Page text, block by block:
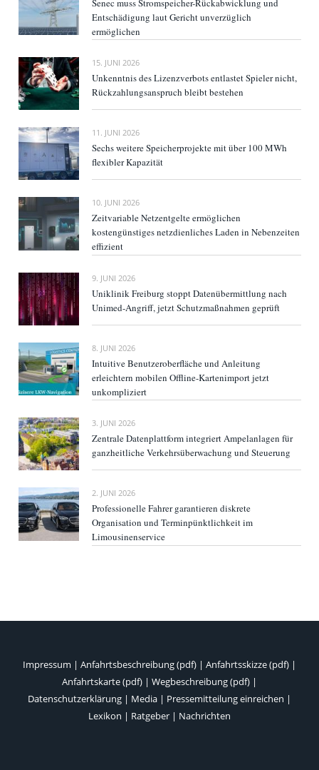
Senec muss Stromspeicher-Rückabwicklung und
Entschädigung laut Gericht unverzüglich
ermöglichen
15. JUNI 2026
Unkenntnis des Lizenzverbots entlastet Spieler nicht,
Rückzahlungsanspruch bleibt bestehen
11. JUNI 2026
Sechs weitere Speicherprojekte mit über 100 MWh
flexibler Kapazität
10. JUNI 2026
Zeitvariable Netzentgelte ermöglichen
kostengünstiges netzdienliches Laden in Nebenzeiten
effizient
9. JUNI 2026
Uniklinik Freiburg stoppt Datenübermittlung nach
Unimed-Angriff, jetzt Schutzmaßnahmen geprüft
8. JUNI 2026
Intuitive Benutzeroberfläche und Anleitung
erleichtern mobilen Offline-Kartenimport jetzt
unkompliziert
3. JUNI 2026
Zentrale Datenplattform integriert Ampelanlagen für
ganzheitliche Verkehrsüberwachung und Steuerung
2. JUNI 2026
Professionelle Fahrer garantieren diskrete
Organisation und Terminpünktlichkeit im
Limousinenservice
Impressum | Anfahrtsbeschreibung (pdf) | Anfahrtsskizze (pdf) |
Anfahrtskarte (pdf) | Wegbeschreibung (pdf) |
Datenschutzerklärung | Media | Pressemitteilung einreichen |
Lexikon | Ratgeber | Nachrichten